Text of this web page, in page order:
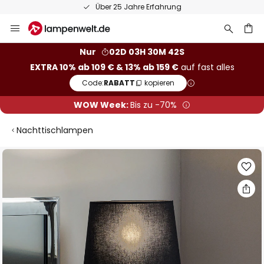
Über 25 Jahre Erfahrung
Inhalt
Nur
02D 03H 30M 41S
EXTRA 10% ab 109 € & 13% ab 159 €auf fast alles
Code:RABATT kopieren
WOW Week:Bis zu -70%
Nachttischlampen
Zum
Bildgalerie
springen